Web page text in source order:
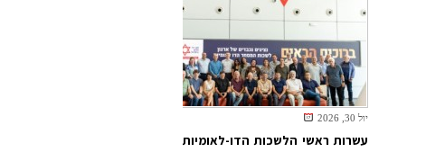
יול 30, 2026
עשרות ראשי הלשכות הדו-לאומיות